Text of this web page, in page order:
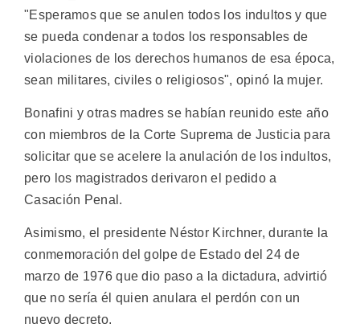
"Esperamos que se anulen todos los indultos y que
se pueda condenar a todos los responsables de
violaciones de los derechos humanos de esa época,
sean militares, civiles o religiosos", opinó la mujer.
Bonafini y otras madres se habían reunido este año
con miembros de la Corte Suprema de Justicia para
solicitar que se acelere la anulación de los indultos,
pero los magistrados derivaron el pedido a
Casación Penal.
Asimismo, el presidente Néstor Kirchner, durante la
conmemoración del golpe de Estado del 24 de
marzo de 1976 que dio paso a la dictadura, advirtió
que no sería él quien anulara el perdón con un
nuevo decreto.